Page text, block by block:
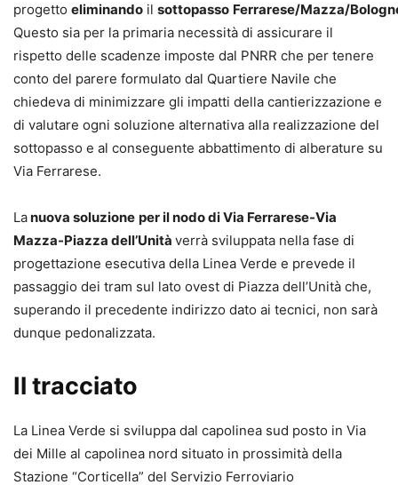
progetto eliminando il sottopasso Ferrarese/Mazza/
Questo sia per la primaria necessità di assicurare il
rispetto delle scadenze imposte dal PNRR che per tenere
conto del parere formulato dal Quartiere Navile che
chiedeva di minimizzare gli impatti della cantierizzazione e
di valutare ogni soluzione alternativa alla realizzazione del
sottopasso e al conseguente abbattimento di alberature su
Via Ferrarese.
Lanuova soluzione per il nodo di Via Ferrarese-Via
Mazza-Piazza dell’Unità verrà sviluppata nella fase di
progettazione esecutiva della Linea Verde e prevede il
passaggio dei tram sul lato ovest di Piazza dell’Unità che,
superando il precedente indirizzo dato ai tecnici, non sarà
dunque pedonalizzata.
Il tracciato
La Linea Verde si sviluppa dal capolinea sud posto in Via
dei Mille al capolinea nord situato in prossimità della
Stazione “Corticella” del Servizio Ferroviario